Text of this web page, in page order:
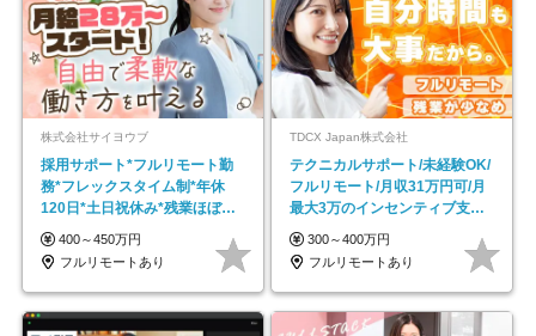
株式会社サイヨウブ
採用サポート*フルリモート勤
務*フレックスタイム制*年休
120日*土日祝休み*残業ほぼな
し*育児中社員8割以上
400～450万円
フルリモートあり
TDCX Japan株式会社
テクニカルサポート/未経験OK/
フルリモート/月収31万円可/月
最大3万のインセンティブ支給/
平均年齢33歳
300～400万円
フルリモートあり